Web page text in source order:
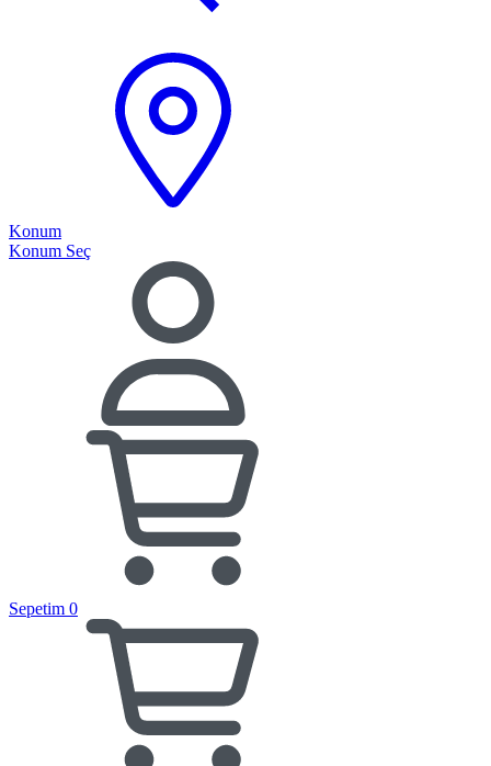
Konum
Konum Seç
Sepetim 0